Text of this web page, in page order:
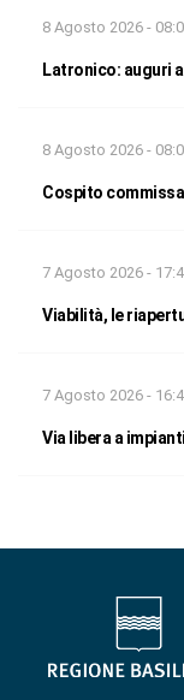
8 Agosto 2026 -
Latronico: auguri
8 Agosto 2026 -
Cospito
7 Agosto 2026 -
Viabilità, le
7 Agosto 2026 -
Via libera a